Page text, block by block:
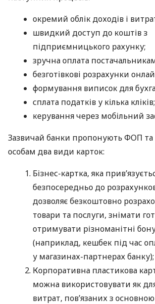
окремий облік доходів і
швидкий доступ до коштів з
підприємницького рахунку;
зручна оплата
безготівкові розрахунки
формування виписок для
сплата податків у кілька кліків;
керування через мобільний
Зазвичай банки пропонують ФОП
особам два види карток:
Бізнес-картка, яка
безпосередньо до
дозволяє безкоштовно
товари та послуги, знімати
отримувати різноманітні
(наприклад, кешбек під час
у магазинах-партнерах банку);
Корпоративна пластикова
можна використовувати як
витрат, пов’язаних з